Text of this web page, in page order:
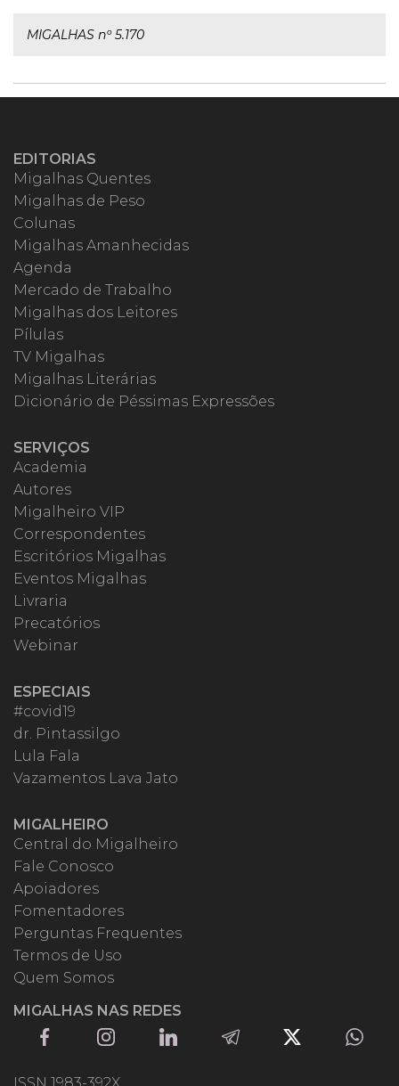
MIGALHAS nº 5.170
EDITORIAS
Migalhas Quentes
Migalhas de Peso
Colunas
Migalhas Amanhecidas
Agenda
Mercado de Trabalho
Migalhas dos Leitores
Pílulas
TV Migalhas
Migalhas Literárias
Dicionário de Péssimas Expressões
SERVIÇOS
Academia
Autores
Migalheiro VIP
Correspondentes
Escritórios Migalhas
Eventos Migalhas
Livraria
Precatórios
Webinar
ESPECIAIS
#covid19
dr. Pintassilgo
Lula Fala
Vazamentos Lava Jato
MIGALHEIRO
Central do Migalheiro
Fale Conosco
Apoiadores
Fomentadores
Perguntas Frequentes
Termos de Uso
Quem Somos
MIGALHAS NAS REDES